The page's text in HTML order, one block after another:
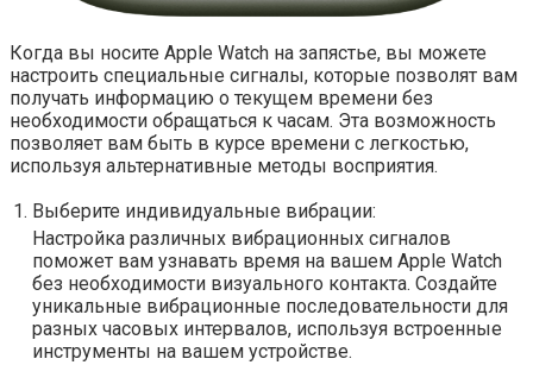
Когда вы носите Apple Watch на запястье, вы можете
настроить специальные сигналы, которые позволят вам
получать информацию о текущем времени без
необходимости обращаться к часам. Эта возможность
позволяет вам быть в курсе времени с легкостью,
используя альтернативные методы восприятия.
1. Выберите индивидуальные вибрации:
Настройка различных вибрационных сигналов
поможет вам узнавать время на вашем Apple Watch
без необходимости визуального контакта. Создайте
уникальные вибрационные последовательности для
разных часовых интервалов, используя встроенные
инструменты на вашем устройстве.